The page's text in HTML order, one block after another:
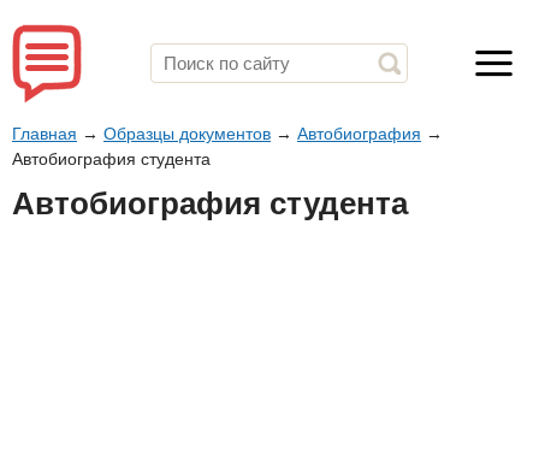
Главная → Образцы документов → Автобиография →
Автобиография студента
Автобиография студента